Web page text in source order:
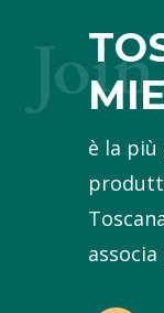
Join
è la più